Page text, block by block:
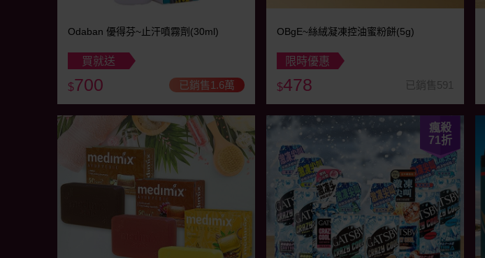
Odaban 優得芬~止汗噴霧劑(30ml)
買就送
$700 已銷售1.6萬
OBgE~絲絨凝凍控油蜜粉餅(5g)
限時優惠
$478 已銷售591
瘋殺
71折